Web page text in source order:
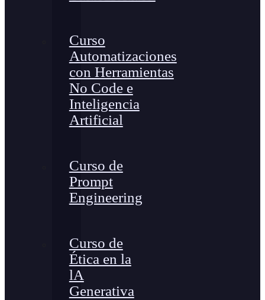
Curso
Automatizaciones
con Herramientas
No Code e
Inteligencia
Artificial
Curso de
Prompt
Engineering
Curso de
Ética en la
lA
Generativa